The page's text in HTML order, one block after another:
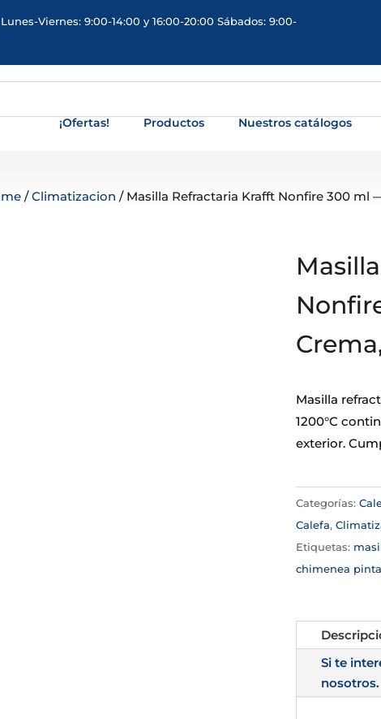
Viernes: 9:00-14:00 y 16:00-20:00 Sábados: 9:00-
¡Ofertas! Productos Nuestros catálogos
/Climatizacion / Masilla Refractaria Krafft Nonfire 300 ml
Masilla
1200°C
exterior.
Categorías:
Calefa,
Etiquetas:
chimenea
Si te
nosotros.